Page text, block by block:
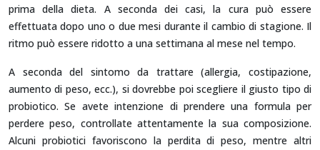
prima della dieta. A seconda dei casi, la cura può essere
effettuata dopo uno o due mesi durante il cambio di stagione. Il
ritmo può essere ridotto a una settimana al mese nel tempo.
A seconda del sintomo da trattare (allergia, costipazione,
aumento di peso, ecc.), si dovrebbe poi scegliere il giusto tipo di
probiotico. Se avete intenzione di prendere una formula per
perdere peso, controllate attentamente la sua composizione.
Alcuni probiotici favoriscono la perdita di peso, mentre altri